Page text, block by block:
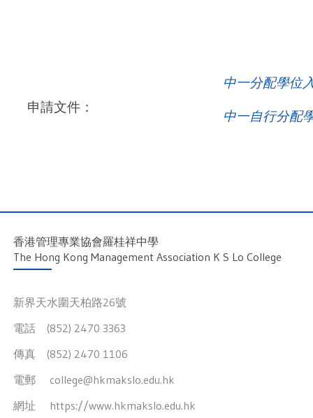
申請文件：
中一分配學位
中一自行分配
香港管理專業協會羅桂祥中學
The Hong Kong Management Association K S Lo College
新界天水圍天柏路26號
電話 (852) 2470 3363
傳真 (852) 2470 1106
電郵 college@hkmakslo.edu.hk
網址 https://www.hkmakslo.edu.hk